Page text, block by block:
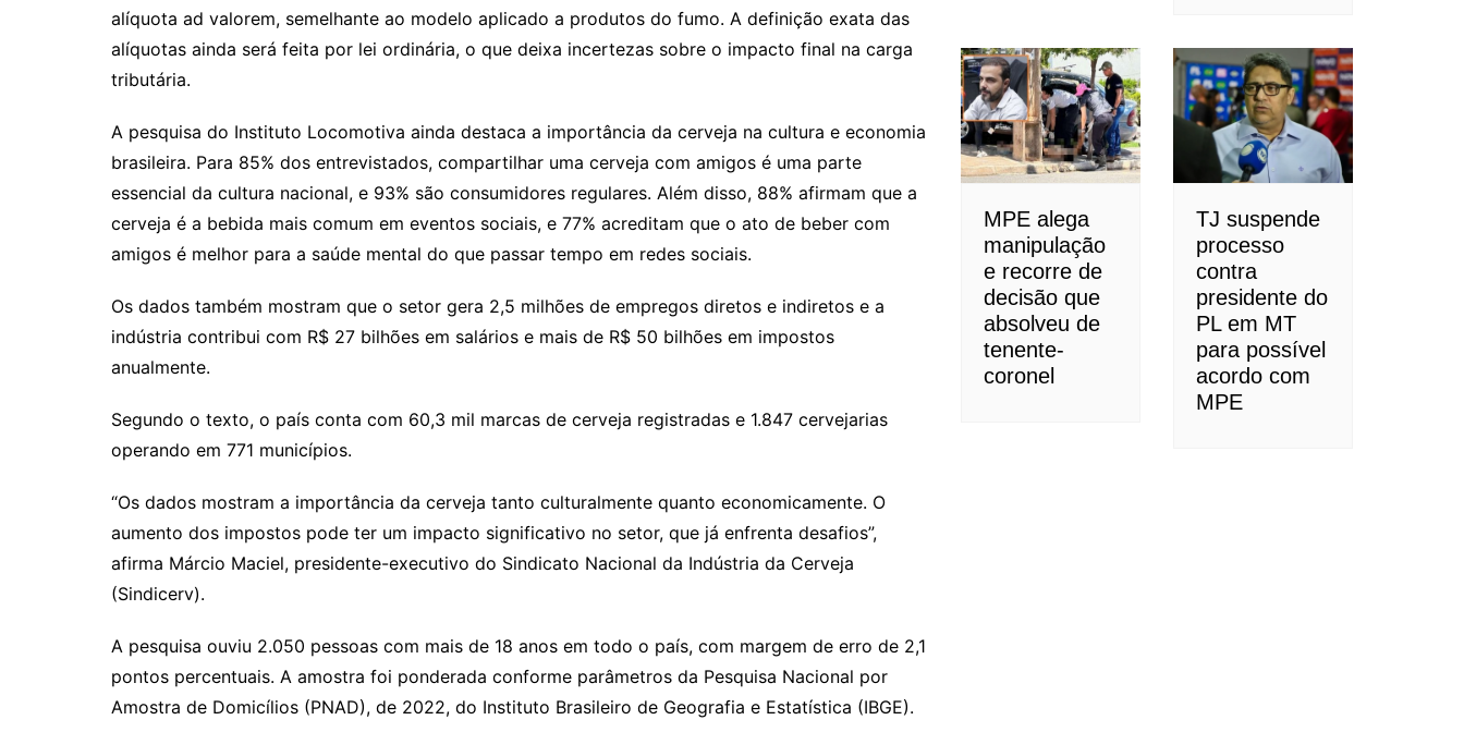
alíquota ad valorem, semelhante ao modelo aplicado a produtos do fumo. A definição exata das
alíquotas ainda será feita por lei ordinária, o que deixa incertezas sobre o impacto final na carga
tributária.
A pesquisa do Instituto Locomotiva ainda destaca a importância da cerveja na cultura e economia
brasileira. Para 85% dos entrevistados, compartilhar uma cerveja com amigos é uma parte
essencial da cultura nacional, e 93% são consumidores regulares. Além disso, 88% afirmam que a
cerveja é a bebida mais comum em eventos sociais, e 77% acreditam que o ato de beber com
amigos é melhor para a saúde mental do que passar tempo em redes sociais.
Os dados também mostram que o setor gera 2,5 milhões de empregos diretos e indiretos e a
indústria contribui com R$ 27 bilhões em salários e mais de R$ 50 bilhões em impostos
anualmente.
Segundo o texto, o país conta com 60,3 mil marcas de cerveja registradas e 1.847 cervejarias
operando em 771 municípios.
“Os dados mostram a importância da cerveja tanto culturalmente quanto economicamente. O
aumento dos impostos pode ter um impacto significativo no setor, que já enfrenta desafios”,
afirma Márcio Maciel, presidente-executivo do Sindicato Nacional da Indústria da Cerveja
(Sindicerv).
A pesquisa ouviu 2.050 pessoas com mais de 18 anos em todo o país, com margem de erro de 2,1
pontos percentuais. A amostra foi ponderada conforme parâmetros da Pesquisa Nacional por
Amostra de Domicílios (PNAD), de 2022, do Instituto Brasileiro de Geografia e Estatística (IBGE).
MPE alega
manipulação
e recorre de
decisão que
absolveu de
tenente-
coronel
TJ suspende
processo
contra
presidente do
PL em MT
para possível
acordo com
MPE